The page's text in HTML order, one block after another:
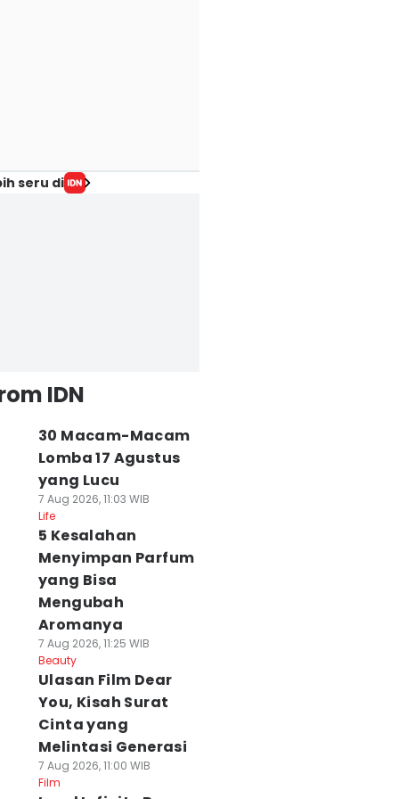
seru di
IDN
30 Macam-Macam
Lomba 17 Agustus
yang Lucu
7 Aug 2026, 11:03 WIB
Life
5 Kesalahan
Menyimpan Parfum
yang Bisa
Mengubah
Aromanya
7 Aug 2026, 11:25 WIB
Beauty
Ulasan Film Dear
You, Kisah Surat
Cinta yang
Melintasi Generasi
7 Aug 2026, 11:00 WIB
Film